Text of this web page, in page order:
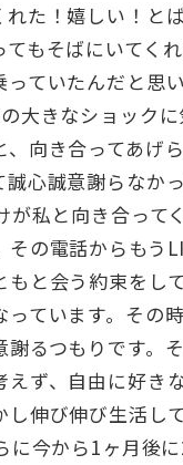
た！嬉しい！と
もそばにいてく
っていたんだと思
大きなショック
、向き合ってあげ
誠心誠意謝らなか
が私と向き合って
その電話からもう
もと会う約束をし
ています。その
謝るつもりです。
えず、自由に好き
し伸び伸び生活し
に今から1ヶ月後